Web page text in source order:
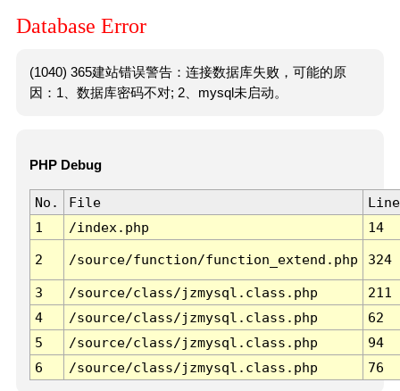
Database Error
(1040) 365建站错误警告：连接数据库失败，可能的原
因：1、数据库密码不对; 2、mysql未启动。
PHP Debug
No. File
Line
1
/index.php 14
2 /source/function/function_extend.php 324
3 /source/class/jzmysql.class.php
211
4
/source/class/jzmysql.class.php
62
5
/source/class/jzmysql.class.php
94
6
/source/class/jzmysql.class.php 76